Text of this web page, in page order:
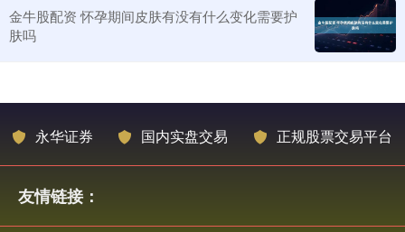
金牛股配资 怀孕期间皮肤有没有什么变化需要护
肤吗
永华证券 国内实盘交易 正规股票交易平台
友情链接：